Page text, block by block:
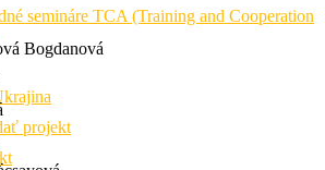
semináre TCA (Training and Cooperation
projekt
Bogdanová